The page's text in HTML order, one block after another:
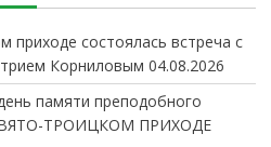
приходе состоялась встреча с
Корниловым 04.08.2026
памяти преподобного
ТРОИЦКОМ ПРИХОДЕ